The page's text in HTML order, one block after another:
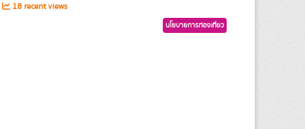
18 recent views
นโยบายการท่องเที่ยว